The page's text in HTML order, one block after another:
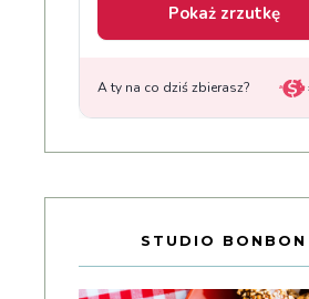
STUDIO BONBON